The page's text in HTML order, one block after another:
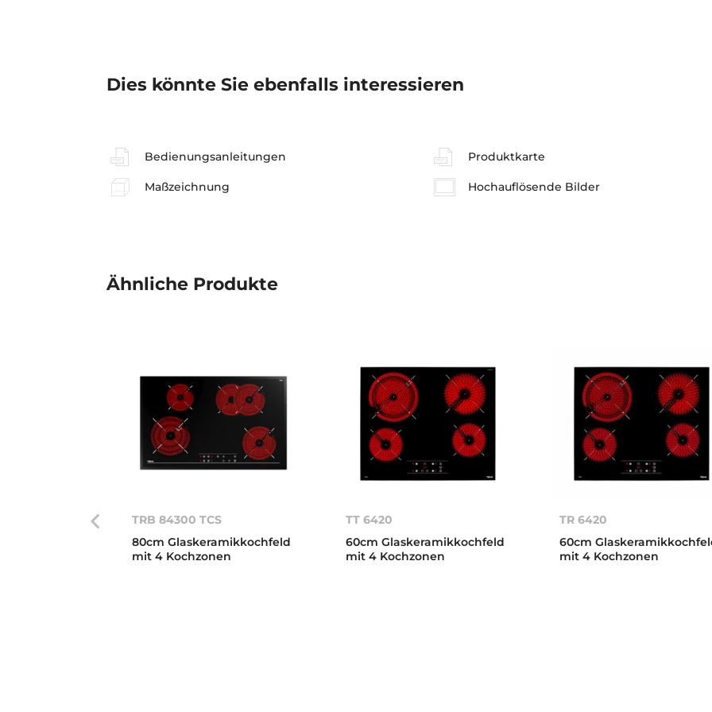
Dies könnte Sie ebenfalls interessieren
Bedienungsanleitungen Produktkarte
Maßzeichnung Hochauflösende Bilder
Ähnliche Produkte
TRB 84300 TCS
80cm Glaskeramikkochfeld
mit 4 Kochzonen
TT 6420
60cm Glaskeramikkochfeld
mit 4 Kochzonen
TR 6420
60cm
mit 4 Kochzonen